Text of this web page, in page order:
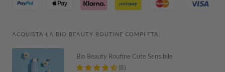
ACQUISTA LA BIO BEAUTY ROUTINE COMPLETA:
Bio Beauty Routine Cute Sensibile
(8)